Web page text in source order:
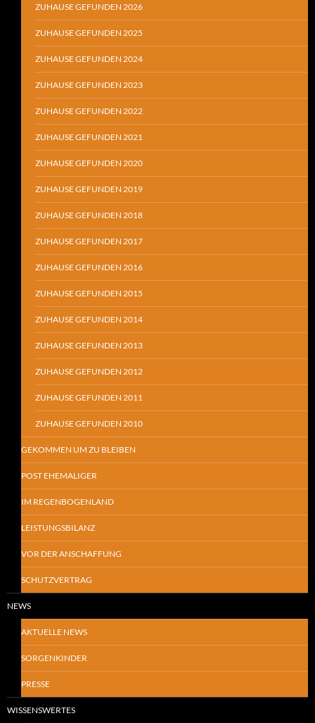
ZUHAUSE GEFUNDEN 2026
ZUHAUSE GEFUNDEN 2025
ZUHAUSE GEFUNDEN 2024
ZUHAUSE GEFUNDEN 2023
ZUHAUSE GEFUNDEN 2022
ZUHAUSE GEFUNDEN 2021
ZUHAUSE GEFUNDEN 2020
ZUHAUSE GEFUNDEN 2019
ZUHAUSE GEFUNDEN 2018
ZUHAUSE GEFUNDEN 2017
ZUHAUSE GEFUNDEN 2016
ZUHAUSE GEFUNDEN 2015
ZUHAUSE GEFUNDEN 2014
ZUHAUSE GEFUNDEN 2013
ZUHAUSE GEFUNDEN 2012
ZUHAUSE GEFUNDEN 2011
ZUHAUSE GEFUNDEN 2010
GEKOMMEN UM ZU BLEIBEN
POST EHEMALIGER
IM REGENBOGENLAND
LEISTUNGSBILANZ
VOR DER ANSCHAFFUNG
SCHUTZVERTRAG
NEWS
AKTUELLE NEWS
SORGENKINDER
PRESSE
WISSENSWERTES